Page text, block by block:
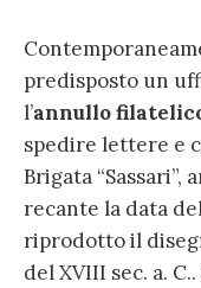
predisposto un
l’annullo
spedire lettere e
Brigata
recante la data
riprodotto il
del XVIII sec. a.